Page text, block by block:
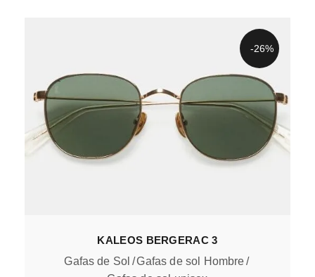
-26%
KALEOS BERGERAC 3
Gafas de Sol
Gafas de sol Hombre